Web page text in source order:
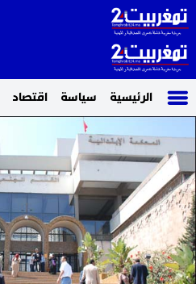
الرئيسية سياسة اقتصاد